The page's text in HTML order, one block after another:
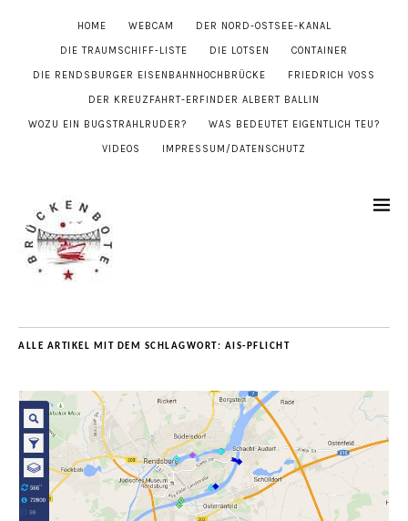
HOME WEBCAM DER NORD-OSTSEE-KANAL
DIE TRAUMSCHIFF-LISTE DIE LOTSEN CONTAINER
DIE RENDSBURGER EISENBAHNHOCHBRÜCKE FRIEDRICH VOSS
DER KREUZFAHRT-ERFINDER ALBERT BALLIN
WOZU EIN BUGSTRAHLRUDER? WAS BEDEUTET EIGENTLICH TEU?
VIDEOS IMPRESSUM/DATENSCHUTZ
ALLE ARTIKEL MIT DEM SCHLAGWORT: AIS-PFLICHT